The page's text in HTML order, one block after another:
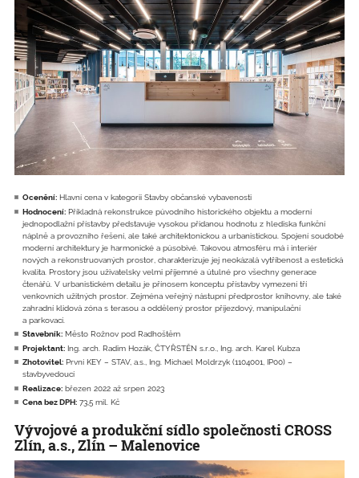
Ocenění: Hlavní cena v kategorii Stavby občanské vybavenosti
Hodnocení: Příkladná rekonstrukce původního historického objektu a moderní
jednopodlažní přístavby představuje vysokou přidanou hodnotu z hlediska funkční
náplně a provozního řešení, ale také architektonickou a urbanistickou. Spojení soudobé
moderní architektury je harmonické a působivé. Takovou atmosféru má i interiér
nových a rekonstruovaných prostor, charakterizuje jej neokázalá vytříbenost a estetická
kvalita. Prostory jsou uživatelsky velmi příjemné a útulné pro všechny generace
čtenářů. V urbanistickém detailu je přínosem konceptu přístavby vymezení tří
venkovních užitných prostor. Zejména veřejný nástupní předprostor knihovny, ale také
zahradní klidová zóna s terasou a oddělený prostor příjezdový, manipulační
a parkovací.
Stavebník: Město Rožnov pod Radhoštěm
Projektant: Ing. arch. Radim Hozák, ČTYŘSTĚN s.r.o., Ing. arch. Karel Kubza
Zhotovitel: První KEY – STAV, a.s., Ing. Michael Moldrzyk (1104001, IP00) –
stavbyvedoucí
Realizace: březen 2022 až srpen 2023
Cena bez DPH: 73,5 mil. Kč
Vývojové a produkční sídlo společnosti CROSS
Zlín, a.s., Zlín – Malenovice